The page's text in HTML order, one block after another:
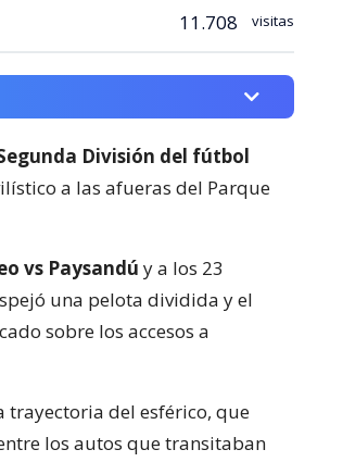
11.708 visitas
División del fútbol
a las afueras del Parque
vs Paysandú y a los 23
una pelota dividida y el
sobre los accesos a
trayectoria del esférico, que
los autos que transitaban